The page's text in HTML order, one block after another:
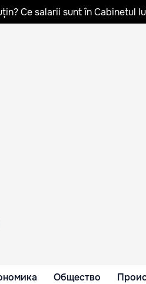
Ce salarii sunt în Cabinetul
Общество